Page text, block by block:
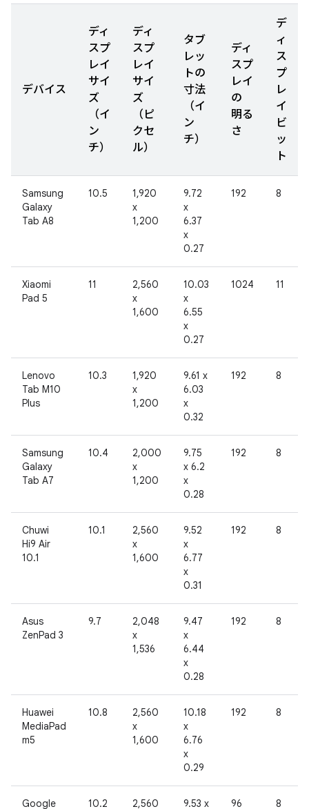
デバイス
ディ
スプ
レイ
サイ
ズ
（イ
ン
チ）
ディ
スプ
レイ
サイ
ズ
（ピ
クセ
ル）
タブ
レッ
トの
寸法
（イ
ン
チ）
ディ
スプ
レイ
の
明る
さ
デ
ィ
ス
プ
レ
イ
ビ
ッ
ト
Samsung
Galaxy
Tab A8
10.5
1,920
x
1,200
9.72
x
6.37
x
0.27
192 8
Xiaomi
Pad 5
11
2,560
x
1,600
10.03
x
6.55
x
0.27
1024 11
Lenovo
Tab M10
Plus
10.3
1,920
x
1,200
9.61 x
6.03
x
0.32
192 8
Samsung
Galaxy
Tab A7
10.4
2,000
x
1,200
9.75
x 6.2
x
0.28
192 8
Chuwi
Hi9 Air
10.1
10.1
2,560
x
1,600
9.52
x
6.77
x
0.31
192 8
Asus
ZenPad 3
9.7
2,048
x
1,536
9.47
x
6.44
x
0.28
192 8
Huawei
MediaPad
m5
10.8
2,560
x
1,600
10.18
x
6.76
x
0.29
192 8
Google 10.2 2,560 9.53 x 96 8